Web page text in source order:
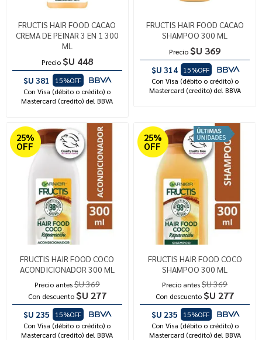
FRUCTIS HAIR FOOD CACAO
CREMA DE PEINAR 3 EN 1 300
ML
Precio $U 448
$U 381
15%OFF
Con Visa (débito o crédito) o
Mastercard (credito) del BBVA
FRUCTIS HAIR FOOD CACAO
SHAMPOO 300 ML
Precio $U 369
$U 314
15%OFF
Con Visa (débito o crédito) o
Mastercard (credito) del BBVA
25%
OFF
FRUCTIS HAIR FOOD COCO
ACONDICIONADOR 300 ML
Precio antes$U 369
Con descuento $U 277
$U 235
15%OFF
Con Visa (débito o crédito) o
Mastercard (credito) del BBVA
25%
OFF
FRUCTIS HAIR FOOD COCO
SHAMPOO 300 ML
Precio antes$U 369
Con descuento $U 277
$U 235
15%OFF
Con Visa (débito o crédito) o
Mastercard (credito) del BBVA